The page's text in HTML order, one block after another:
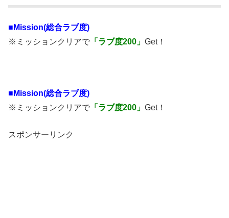
■Mission(総合ラブ度)
※ミッションクリアで 「ラブ度200」 Get！
■Mission(総合ラブ度)
※ミッションクリアで 「ラブ度200」 Get！
スポンサーリンク